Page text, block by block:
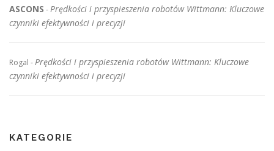
ASCONS -Prędkości i przyspieszenia robotów Wittmann: Kluczowe
czynniki efektywności i precyzji
Rogal -Prędkości i przyspieszenia robotów Wittmann: Kluczowe
czynniki efektywności i precyzji
KATEGORIE